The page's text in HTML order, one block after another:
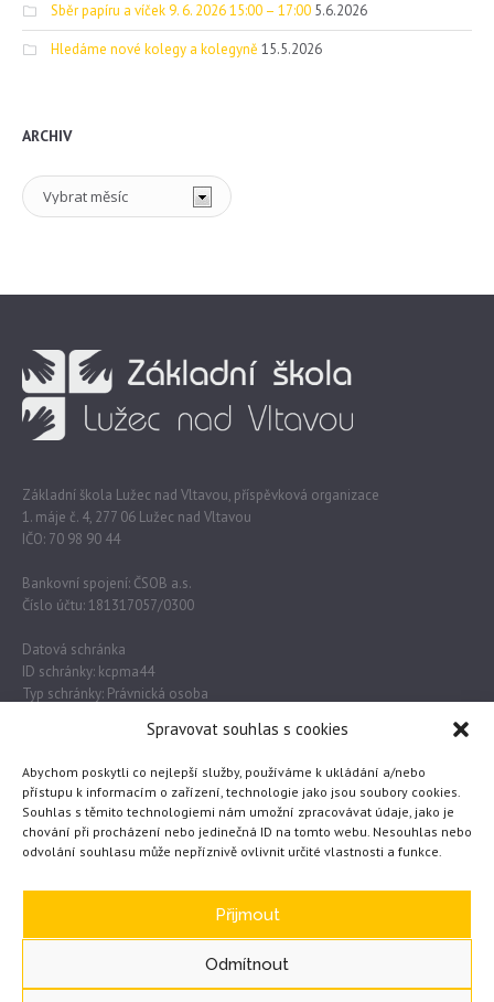
Spravovat souhlas s cookies
Abychom poskytli co nejlepší služby, používáme k ukládání a/nebo
přístupu k informacím o zařízení, technologie jako jsou soubory cookies.
Souhlas s těmito technologiemi nám umožní zpracovávat údaje, jako je
chování při procházení nebo jedinečná ID na tomto webu. Nesouhlas nebo
odvolání souhlasu může nepříznivě ovlivnit určité vlastnosti a funkce.
Přijmout
Odmítnout
Sběr papíru a víček 9. 6. 2026 15:00 – 17:00 5.6.2026
Hledáme nové kolegy a kolegyně 15.5.2026
ARCHIV
Archiv
Základní škola Lužec nad Vltavou, příspěvková organizace
1. máje č. 4, 277 06 Lužec nad Vltavou
IČO: 70 98 90 44
Bankovní spojení: ČSOB a.s.
Číslo účtu: 181317057/0300
Datová schránka
ID schránky: kcpma44
Typ schránky: Právnická osoba
Obec Lužec nad Vltavou
MŠMT